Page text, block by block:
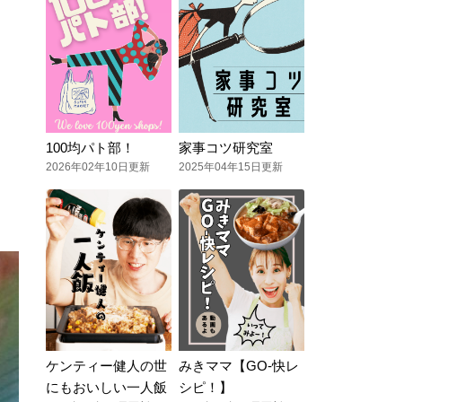
100均パト部！
2026年02年10日更新
家事コツ研究室
2025年04年15日更新
ケンティー健人の世
にもおいしい一人飯
みきママ【GO-快レ
シピ！】